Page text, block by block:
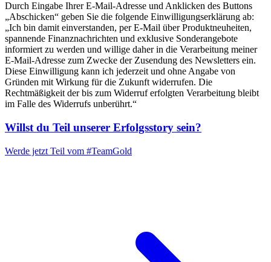
Durch Eingabe Ihrer E-Mail-Adresse und Anklicken des Buttons
„Abschicken“ geben Sie die folgende Einwilligungserklärung ab:
„Ich bin damit einverstanden, per E-Mail über Produktneuheiten,
spannende Finanznachrichten und exklusive Sonderangebote
informiert zu werden und willige daher in die Verarbeitung meiner
E-Mail-Adresse zum Zwecke der Zusendung des Newsletters ein.
Diese Einwilligung kann ich jederzeit und ohne Angabe von
Gründen mit Wirkung für die Zukunft widerrufen. Die
Rechtmäßigkeit der bis zum Widerruf erfolgten Verarbeitung bleibt
im Falle des Widerrufs unberührt.“
Willst du Teil unserer Erfolgsstory sein?
Werde jetzt Teil vom #TeamGold